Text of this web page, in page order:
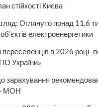
стійкості Києва
Оглянуто понад 11,6
електроенергетики
переселенців в 2026 році-
України»
зарахування
— МОН